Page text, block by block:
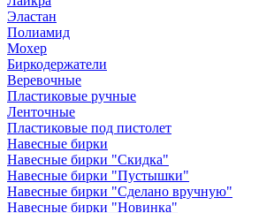
Эластан
Полиамид
Мохер
Биркодержатели
Веревочные
Пластиковые ручные
Ленточные
Пластиковые под пистолет
Навесные бирки
Навесные бирки "Скидка"
Навесные бирки "Пустышки"
Навесные бирки "Сделано вручную"
Навесные бирки "Новинка"